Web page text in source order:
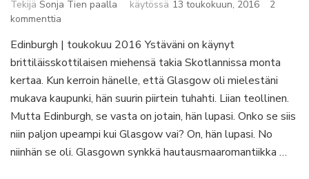
Tekijä Sonja Tien paalla käytössä 13 toukokuun, 2016
2
kommenttia
Edinburghia
hehkutetaan?
No
itse
Edinburgh | toukokuu 2016 Ystäväni on käynyt
brittiläisskottilaisen miehensä takia Skotlannissa monta
kertaa. Kun kerroin hänelle, että Glasgow oli mielestäni
mukava kaupunki, hän suurin piirtein tuhahti. Liian teollinen.
Mutta Edinburgh, se vasta on jotain, hän lupasi. Onko se siis
niin paljon upeampi kui Glasgow vai? On, hän lupasi. No
niinhän se oli. Glasgown synkkä hautausmaaromantiikka …